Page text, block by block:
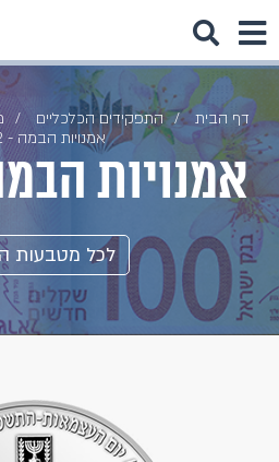
דף הבית התפקידים הכלכליים
אמנויות הבמה - 2 ש"ח
אמנויות הבמה -
לכל מטבעות